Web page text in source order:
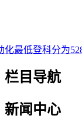
化最低登科分为
栏目导航
新闻中心